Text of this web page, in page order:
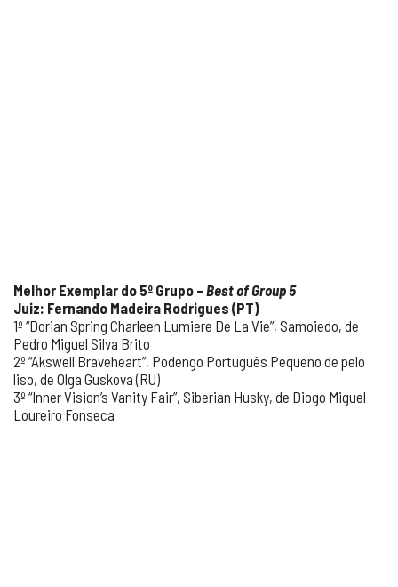
Melhor Exemplar do 5º Grupo – Best of Group 5
Juiz: Fernando Madeira Rodrigues (PT)
1º “Dorian Spring Charleen Lumiere De La Vie”, Samoiedo, de
Pedro Miguel Silva Brito
2º “Akswell Braveheart”, Podengo Português Pequeno de pelo
liso, de Olga Guskova (RU)
3º “Inner Vision’s Vanity Fair”, Siberian Husky, de Diogo Miguel
Loureiro Fonseca